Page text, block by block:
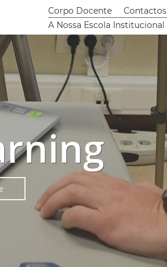
Corpo Docente Contactos
A Nossa Escola Institucional